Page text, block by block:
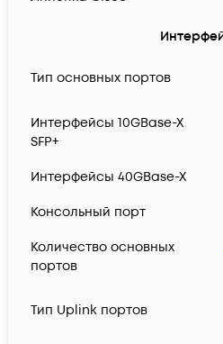
Тип основных портов
Интерфейсы 10GBase-X
SFP+
Интерфейсы 40GBase-X
Консольный порт
Количество основных
портов
Тип Uplink портов